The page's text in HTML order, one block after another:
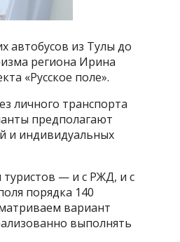
автобусов из Тулы до
региона Ирина
«Русское поле».
личного транспорта
предполагают
и индивидуальных
— и с РЖД, и с
порядка 140
вариант
выполнять